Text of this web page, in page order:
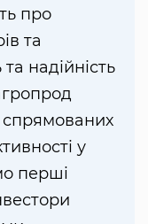
про
та
та надійність
спрямованих
у
перші